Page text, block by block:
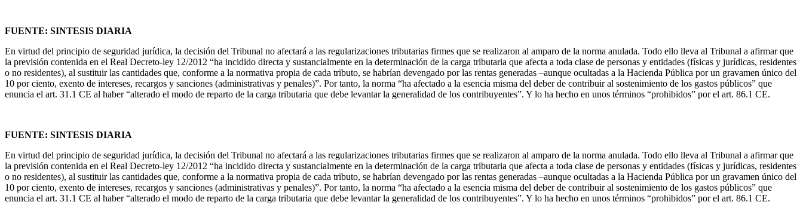
FUENTE: SINTESIS DIARIA
En virtud del principio de seguridad jurídica, la decisión del Tribunal no afectará a las regularizaciones tributarias firmes que se realizaron al amparo de la norma anulada. Todo ello lleva al Tribunal a afirmar que
la previsión contenida en el Real Decreto-ley 12/2012 “ha incidido directa y sustancialmente en la determinación de la carga tributaria que afecta a toda clase de personas y entidades (físicas y jurídicas, residentes
o no residentes), al sustituir las cantidades que, conforme a la normativa propia de cada tributo, se habrían devengado por las rentas generadas –aunque ocultadas a la Hacienda Pública por un gravamen único del
10 por ciento, exento de intereses, recargos y sanciones (administrativas y penales)”. Por tanto, la norma “ha afectado a la esencia misma del deber de contribuir al sostenimiento de los gastos públicos” que
enuncia el art. 31.1 CE al haber “alterado el modo de reparto de la carga tributaria que debe levantar la generalidad de los contribuyentes”. Y lo ha hecho en unos términos “prohibidos” por el art. 86.1 CE.
FUENTE: SINTESIS DIARIA
En virtud del principio de seguridad jurídica, la decisión del Tribunal no afectará a las regularizaciones tributarias firmes que se realizaron al amparo de la norma anulada. Todo ello lleva al Tribunal a afirmar que
la previsión contenida en el Real Decreto-ley 12/2012 “ha incidido directa y sustancialmente en la determinación de la carga tributaria que afecta a toda clase de personas y entidades (físicas y jurídicas, residentes
o no residentes), al sustituir las cantidades que, conforme a la normativa propia de cada tributo, se habrían devengado por las rentas generadas –aunque ocultadas a la Hacienda Pública por un gravamen único del
10 por ciento, exento de intereses, recargos y sanciones (administrativas y penales)”. Por tanto, la norma “ha afectado a la esencia misma del deber de contribuir al sostenimiento de los gastos públicos” que
enuncia el art. 31.1 CE al haber “alterado el modo de reparto de la carga tributaria que debe levantar la generalidad de los contribuyentes”. Y lo ha hecho en unos términos “prohibidos” por el art. 86.1 CE.